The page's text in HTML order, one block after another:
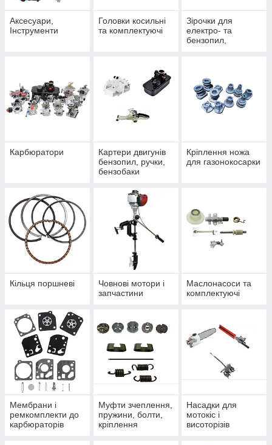
Аксесуари,
Інструменти
Головки косильні
та комплектуючі
Зірочки для
електро- та
бензопил,
Карбюратори
Картери двигунів
бензопил, ручки,
бензобаки
Кріплення ножа
для газонокосарки
Кільця поршневі
Човнові мотори і
запчастини
Маслонасоси та
комплектуючі
Мембрани і
ремкомплекти до
карбюраторів
Муфти зчеплення,
пружини, болти,
кріплення
Насадки для
мотокіс і
висоторізів